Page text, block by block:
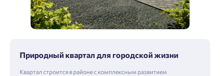
Природный квартал для городской жизни
Квартал строится в районе с комплексным развитием